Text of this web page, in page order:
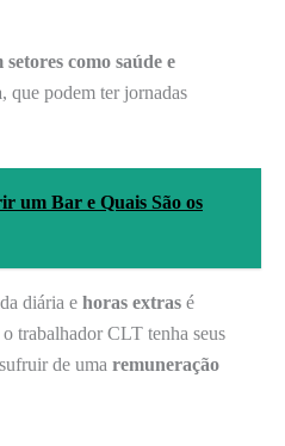
como saúde e
, que podem ter jornadas
um Bar e Quais São os
diária e horas extras é
trabalhador CLT tenha seus
de uma remuneração